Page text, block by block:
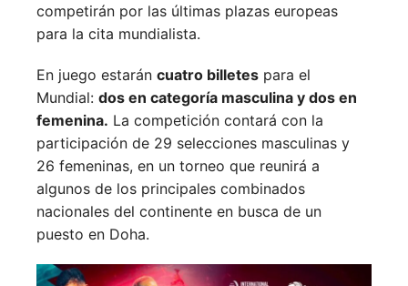
competirán por las últimas plazas europeas
para la cita mundialista.
En juego estarán cuatro billetes para el
Mundial: dos en categoría masculina y dos en
femenina. La competición contará con la
participación de 29 selecciones masculinas y
26 femeninas, en un torneo que reunirá a
algunos de los principales combinados
nacionales del continente en busca de un
puesto en Doha.